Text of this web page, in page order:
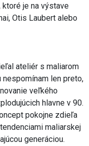
je na výstave
Otis Laubert alebo
ateliér s maliarom
nespomínam len preto,
veľkého
hlavne v 90.
pokojne zdieľa
maliarskej
generáciou.